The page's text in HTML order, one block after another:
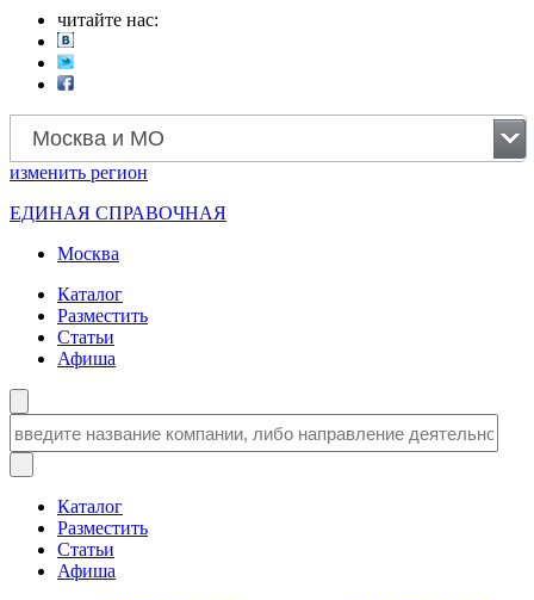
читайте нас:
Москва и МО
изменить регион
ЕДИНАЯ СПРАВОЧНАЯ
Москва
Каталог
Разместить
Статьи
Афиша
Каталог
Разместить
Статьи
Афиша